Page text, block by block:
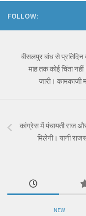
FOLLOW:
बीसलपुर बांध से
माह तक कोई चिंता
जारी।
कांग्रेस में पंचायती राज और
मिलेगी। यानी
NEW